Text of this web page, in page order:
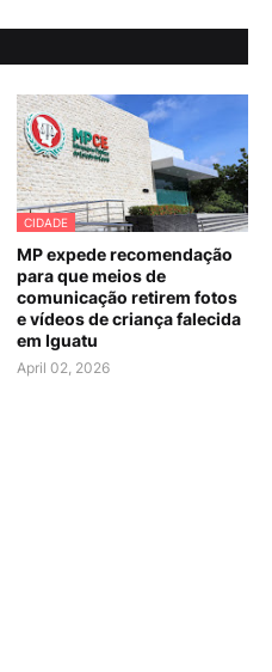
CIDADE
MP expede recomendação
para que meios de
comunicação retirem fotos
e vídeos de criança falecida
em Iguatu
April 02, 2026